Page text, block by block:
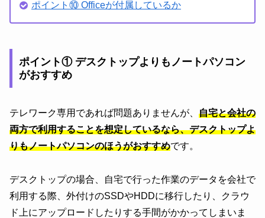
ポイント⑩ Officeが付属しているか
ポイント① デスクトップよりもノートパソコン
がおすすめ
テレワーク専用であれば問題ありませんが、 自宅と会社の
両方で利用することを想定しているなら、デスクトップよ
りもノートパソコンのほうがおすすめです。
デスクトップの場合、自宅で行った作業のデータを会社で
利用する際、外付けのSSDやHDDに移行したり、クラウ
ド上にアップロードしたりする手間がかかってしまいま